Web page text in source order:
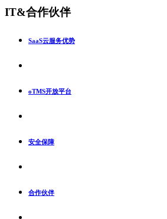
IT&合作伙伴
SaaS云服务优势
oTMS开放平台
安全保障
合作伙伴